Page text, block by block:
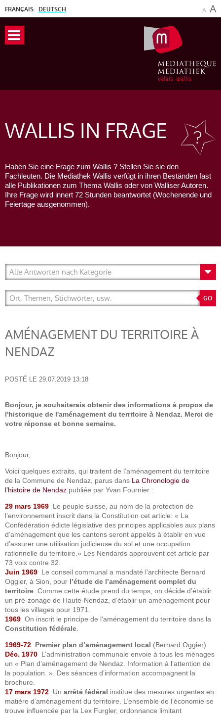
FRANÇAIS DEUTSCH A A
WALLIS IN FRAGE
Haben Sie eine Frage zum Wallis ? Stellen Sie sie den
Fachleuten. Die Mediathek Wallis verfügt in ihren Beständen fast
alle Publikationen zum Thema Wallis oder von Walliser Autoren.
Ihre Frage wird innert 72 Stunden beantwortet (Wochenende und
Feiertage ausgenommen).
AMÉNAGEMENT DU TERRITOIRE À
NENDAZ
POSTÉ LE 29.07.2019 13:18
Bonjour, je souhaiterais obtenir des informations à propos de
l'historique de l'aménagement du territoire à Nendaz. Merci de
votre réponse et bonne semaine.
Bonjour,
Voici quelques extraits, qui traitent de l’aménagement du territoire
de la Commune de Nendaz, parus dans La Chronologie de
l’histoire de Nendaz publiée par Yvan Fournier :
29 mars 1969 Le peuple suisse, au nom de la protection de
l’environnement inscrit dans la Constitution cet article: « La
Confédération édicte législative des principes applicables aux plans
d’aménagement que les cantons seront appelés à établir en vue
d’assurer une utilisation judicieuse du sol et une occupation
rationnelle du territoire.» Les Nendards approuvent cet article par
73 voix contre 32.
Juin 1969 Le conseil communal a mandaté l’architecte Bernard
Oggier, à Sion, pour l’étude de l’aménagement complet du
territoire . Comme cette étude prend du temps, on décide d’établir
un pré-zonage de Haute-Nendaz, d’établir un aménagement pour
tous les villages pour 1971.
1969 On inscrit le principe de l'aménagement du territoire dans la
Constitution fédérale
1969-72 Premier plan d’aménagement local (Bernard Oggier)
Déc. 1970 L’administration communale envoie à tous les ménages
un « Plan d’aménagement de Nendaz. Information à l’attention de
la population. ». Des séances d’information accompagnent la
brochure.
17 mars 1972 Un arrêté fédéral institue des mesures urgentes en
matière d’aménagement du territoire. L’ensemble de l’économie se
trouve influencée par la Lex Furgler, ordonnance limitant